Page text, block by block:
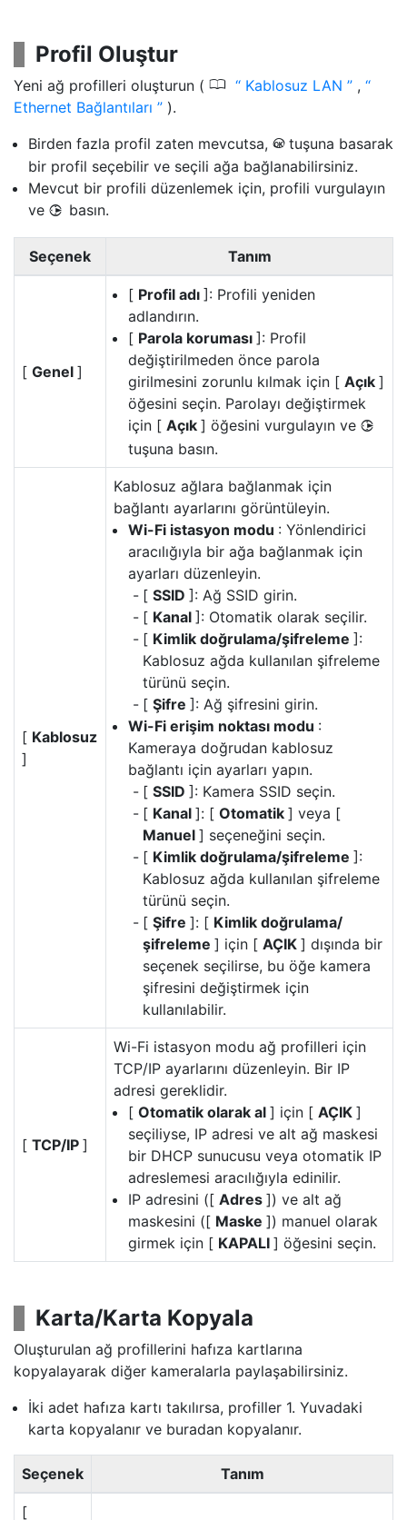
Profil Oluştur
Yeni ağ profilleri oluşturun ( 0 Kablosuz LAN
,
Ethernet Bağlantıları
).
Birden fazla profil zaten mevcutsa, J tuşuna basarak
bir profil seçebilir ve seçili ağa bağlanabilirsiniz.
Mevcut bir profili düzenlemek için, profili vurgulayın
ve 2 basın.
Seçenek Tanım
[ Genel ]
[ Profil adı ]: Profili yeniden
adlandırın.
[ Parola koruması ]: Profil
değiştirilmeden önce parola
girilmesini zorunlu kılmak için [ Açık ]
öğesini seçin. Parolayı değiştirmek
için [ Açık ] öğesini vurgulayın ve 2
tuşuna basın.
[ Kablosuz
]
Kablosuz ağlara bağlanmak için
bağlantı ayarlarını görüntüleyin.
Wi-Fi istasyon modu : Yönlendirici
aracılığıyla bir ağa bağlanmak için
ayarları düzenleyin.
[ SSID ]: Ağ SSID girin.
[ Kanal ]: Otomatik olarak seçilir.
[ Kimlik doğrulama/şifreleme ]:
Kablosuz ağda kullanılan şifreleme
türünü seçin.
[ Şifre ]: Ağ şifresini girin.
Wi-Fi erişim noktası modu :
Kameraya doğrudan kablosuz
bağlantı için ayarları yapın.
[ SSID ]: Kamera SSID seçin.
[ Kanal ]: [ Otomatik ] veya [
Manuel ] seçeneğini seçin.
[ Kimlik doğrulama/şifreleme ]:
Kablosuz ağda kullanılan şifreleme
türünü seçin.
[ Şifre ]: [ Kimlik doğrulama/
şifreleme ] için [ AÇIK ] dışında bir
seçenek seçilirse, bu öğe kamera
şifresini değiştirmek için
kullanılabilir.
[ TCP/IP ]
Wi-Fi istasyon modu ağ profilleri için
TCP/IP ayarlarını düzenleyin. Bir IP
adresi gereklidir.
[ Otomatik olarak al ] için [ AÇIK ]
seçiliyse, IP adresi ve alt ağ maskesi
bir DHCP sunucusu veya otomatik IP
adreslemesi aracılığıyla edinilir.
IP adresini ([ Adres ]) ve alt ağ
maskesini ([ Maske ]) manuel olarak
girmek için [ KAPALI ] öğesini seçin.
Karta/Karta Kopyala
Oluşturulan ağ profillerini hafıza kartlarına
kopyalayarak diğer kameralarla paylaşabilirsiniz.
İki adet hafıza kartı takılırsa, profiller 1. Yuvadaki
karta kopyalanır ve buradan kopyalanır.
Seçenek Tanım
[